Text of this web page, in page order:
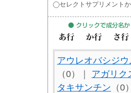
セレクトサプリメント
アウレオバシジ
（0）｜ アガリク
タキサンチン （0